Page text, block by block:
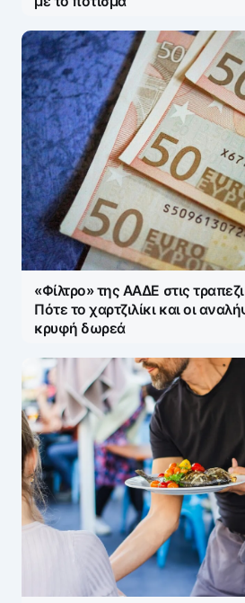
«Φίλτρο» της ΑΑΔΕ στις
Πότε το χαρτζιλίκι και οι
κρυφή δωρεά